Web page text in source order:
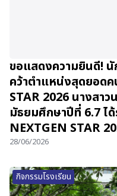
ขอแสดงความยินดี! นั
คว้าตำแหน่งสุดยอด
STAR 2026 นางสาว
มัธยมศึกษาปีที่ 6.7 ไ
NEXTGEN STAR
28/06/2026
กิจกรรมโรงเรียน